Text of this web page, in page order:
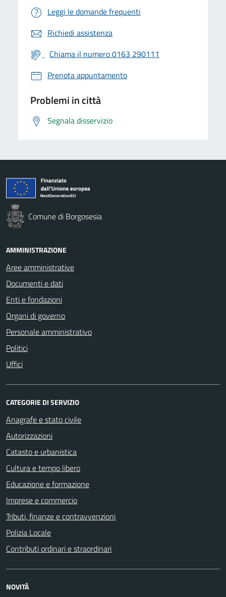
Leggi le domande frequenti
Richiedi assistenza
Chiama il numero 0163 290111
Prenota appuntamento
Problemi in città
Segnala disservizio
Comune di Borgosesia
AMMINISTRAZIONE
Aree amministrative
Documenti e dati
Enti e fondazioni
Organi di governo
Personale amministrativo
Politici
Uffici
CATEGORIE DI SERVIZIO
Anagrafe e stato civile
Autorizzazioni
Catasto e urbanistica
Cultura e tempo libero
Educazione e formazione
Imprese e commercio
Tributi, finanze e contravvenzioni
Polizia Locale
Contributi ordinari e straordinari
NOVITÀ